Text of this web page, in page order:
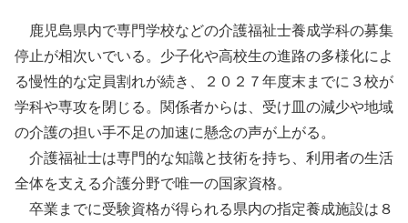
鹿児島県内で専門学校などの介護福祉士養成学科の募集
停止が相次いでいる。少子化や高校生の進路の多様化によ
る慢性的な定員割れが続き、２０２７年度末までに３校が
学科や専攻を閉じる。関係者からは、受け皿の減少や地域
の介護の担い手不足の加速に懸念の声が上がる。
介護福祉士は専門的な知識と技術を持ち、利用者の生活
全体を支える介護分野で唯一の国家資格。
卒業までに受験資格が得られる県内の指定養成施設は８